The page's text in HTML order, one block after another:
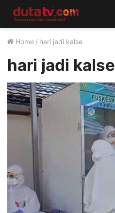
Home / hari jadi kalse
hari jadi kalse